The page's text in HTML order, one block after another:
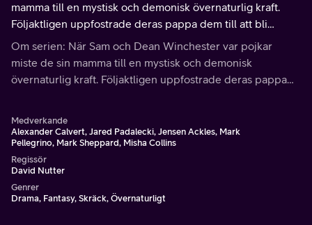
mamma till en mystisk och demonisk övernaturlig kraft.
Följaktligen uppfostrade deras pappa dem till att bli
soldater.
Om serien: När Sam och Dean Winchester var pojkar
miste de sin mamma till en mystisk och demonisk
övernaturlig kraft. Följaktligen uppfostrade deras pappa
Medverkande
Alexander Calvert, Jared Padalecki, Jensen Ackles, Mark
Pellegrino, Mark Sheppard, Misha Collins
Regissör
David Nutter
Genrer
Drama, Fantasy, Skräck, Övernaturligt